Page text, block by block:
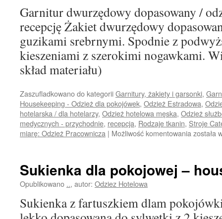
Garnitur dwurzędowy dopasowany /
recepcję Żakiet dwurzędowy
guzikami srebrnymi. Spodnie z
kieszeniami z szerokimi nogawkami.
skład materiału)
Zaszufladkowano do kategoriiGarnitury, żakiety i garsonki,
Housekeeping - Odzież dla pokojówek, Odzież Estradowa,
hotelarska / dla hotelarzy, Odzież hotelowa męska, Odzież
medycznych - przychodnie, recepcja, Rodzaje tkanin, Stroje
miarę: Odzież Pracownicza | Możliwość komentowania Garnitur
została
Sukienka dla pokojowej –
Opublikowano .., autor: Odziez Hotelowa
Sukienka z fartuszkiem dlam